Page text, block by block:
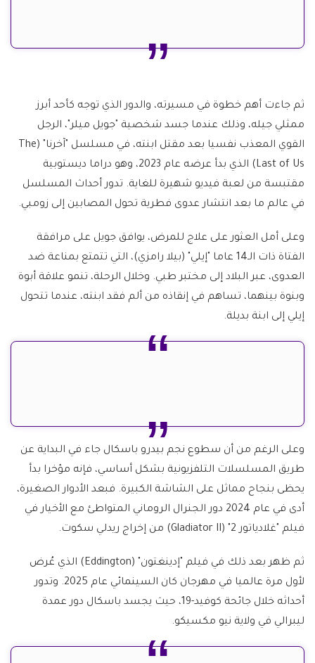
ثم جاءت أهم خطوة في مسيرته، والدور الذي توجه كأحد أبرز
ممثلي جيله، وذلك عندما جسد شخصية "جويل ميلر"، الرجل
القوي المعذب نفسيا بعد مقتل ابنته، في مسلسل "آخرنا" (The
Last of Us) الذي بدأ عرضه عام 2023، وهو دراما ديستوبية
مقتبسة من لعبة فيديو شهيرة للغاية. تدور أحداث المسلسل
في عالم ما بعد انتشار عدوى فطرية تحول المصابين إلى زومبي.
وعلى أمل العثور على علاج للمرض، يوافق جويل على مرافقة
الفتاة ذات الـ14 عاما "إيلي" (بيلا رامزي)، التي تتمتع بمناعة ضد
العدوى، عبر البلاد إلى مختبر طبي. وخلال الرحلة، تنمو علاقة أبوة
وبنوة بينهما، تساهم في إنقاذه من ألم فقد ابنته، عندما تتحول
إيلي إلى ابنة بديلة.
وعلى الرغم من أن سطوع نجم بيدرو باسكال جاء في البداية عن
طريق المسلسلات التلفزيونية بشكل أساسي، فإنه مؤخرا بدأ
يحظى بنجاح مماثل على الشاشة الكبيرة. فبعد الأدوار الصغيرة،
أدى في عام 2024 دور الجنرال الروماني المتواطئ مع الأخيار في
فيلم "غلادياتور 2" (Gladiator II) من إخراج ريدلي سكوت.
ثم ظهر بعد ذلك في فيلم "إدينغتون" (Eddington) الذي عُرض
لأول مرة عالميا في مهرجان كان السينمائي عام 2025. وتدور
أحداثه خلال جائحة كوفيد-19، حيث يجسد باسكال دور عمدة
ليبرالي في ولاية نيو مكسيكو.